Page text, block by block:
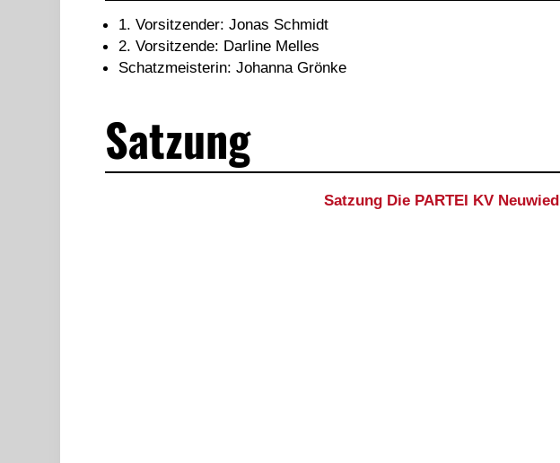
1. Vorsitzender: Jonas Schmidt
2. Vorsitzende: Darline Melles
Schatzmeisterin: Johanna Grönke
Satzung
Satzung Die PARTEI KV Neuwied